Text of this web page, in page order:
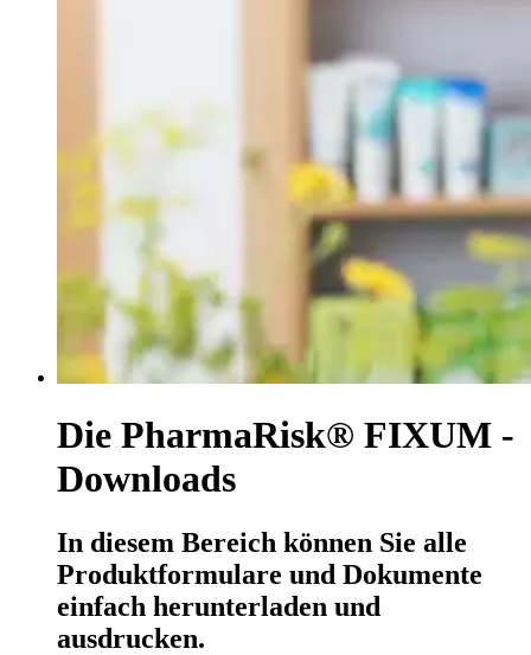
Die PharmaRisk® FIXUM -
Downloads
In diesem Bereich können Sie alle
Produktformulare und Dokumente
einfach herunterladen und
ausdrucken.